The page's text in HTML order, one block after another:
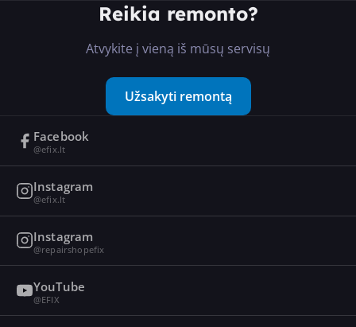
Reikia remonto?
Atvykite į vieną iš mūsų servisų
Užsakyti remontą
Facebook
@efix.lt
Instagram
@efix.lt
Instagram
@repairshopefix
YouTube
@EFIX